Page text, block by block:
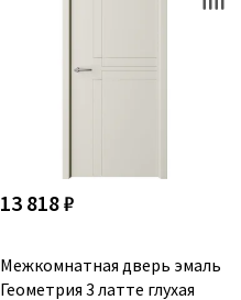
13 818 ₽
Межкомнатная дверь эмаль
Геометрия 3 латте глухая